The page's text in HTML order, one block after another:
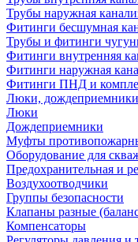
Трубы наружная
Фитинги бесшумная
Трубы и фитинги
Фитинги внутренняя
Фитинги наружная
Фитинги ПНД и
Люки, дождеприемники
Люки
Дождеприемники
Муфты
Оборудование для
Предохранительная и
Воздухоотводчики
Группы безопасности
Клапаны разные
Компенсаторы